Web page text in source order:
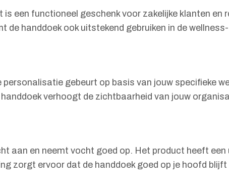
een functioneel geschenk voor zakelijke klanten en
de handdoek ook uitstekend gebruiken in de
gebeurt op basis van jouw specifieke
verhoogt de zichtbaarheid van jouw
aan en neemt vocht goed op. Het product heeft
zorgt ervoor dat de handdoek goed op je hoofd